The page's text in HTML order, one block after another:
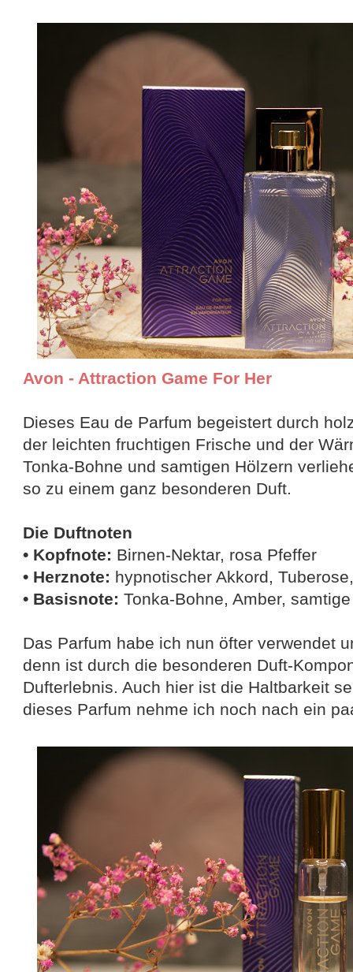
Avon - Attraction Game For Her
Dieses Eau de Parfum begeistert durch
der leichten fruchtigen Frische und der
Tonka-Bohne und samtigen Hölzern
so zu einem ganz besonderen Duft.
Die Duftnoten
• Kopfnote: Birnen-Nektar, rosa Pfeffer
• Herznote: hypnotischer Akkord,
• Basisnote: Tonka-Bohne, Amber,
Das Parfum habe ich nun öfter verwendet
denn ist durch die besonderen Duft-
Dufterlebnis. Auch hier ist die Haltbarkeit
dieses Parfum nehme ich noch nach ein